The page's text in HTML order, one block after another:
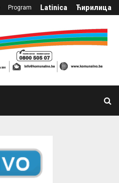
Program Latinica Ћирилица